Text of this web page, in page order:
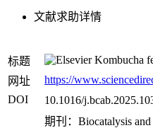
文献求助详情
标题
Kombucha
网址
https://
DOI
10.1016/
期刊：Biocatalysis